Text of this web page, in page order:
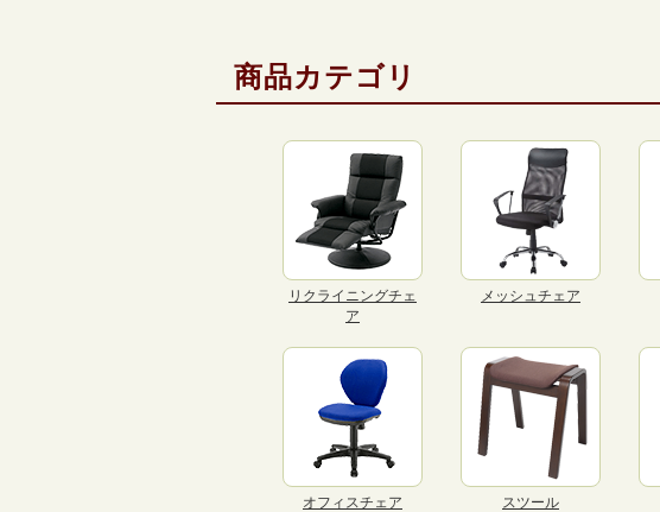
商品カテゴリ
リクライニングチェ
ア
メッシュチェア
オフィスチェア スツール